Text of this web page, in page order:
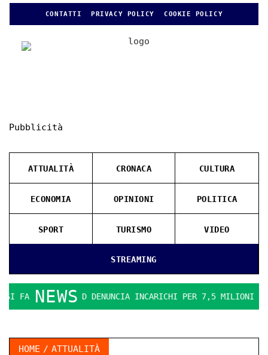
CONTATTI PRIVACY POLICY COOKIE POLICY
Pubblicità
STREAMING
ATTUALITÀ CRONACA CULTURA
ECONOMIA OPINIONI POLITICA
SPORT TURISMO VIDEO
NEWS
DURO. IL PD DENUNCIA INCARICHI PER 7,5 MILIONI
HOME ATTUALITÀ